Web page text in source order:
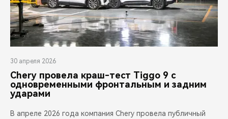
30 апреля 2026
Chery провела краш-тест Tiggo 9 с
одновременными фронтальным и задним
ударами
В апреле 2026 года компания Chery провела публичный